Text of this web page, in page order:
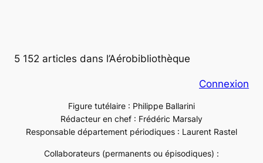
5 152 articles dans l’Aérobibliothèque
Connexion
Figure tutélaire : Philippe Ballarini
Rédacteur en chef : Frédéric Marsaly
Responsable département périodiques : Laurent Rastel
Collaborateurs (permanents ou épisodiques) :